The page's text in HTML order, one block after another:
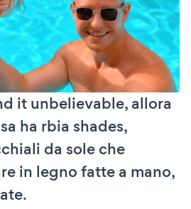
it unbelievable, allora
ha rbia shades,
da sole che
in legno fatte a mano,